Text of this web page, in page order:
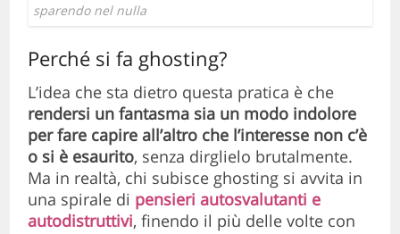
sparendo nel nulla
Perché si fa ghosting?
L’idea che sta dietro questa pratica è che
rendersi un fantasma sia un modo indolore
per fare capire all’altro che l’interesse non c’è
o si è esaurito, senza dirglielo brutalmente.
Ma in realtà, chi subisce ghosting si avvita in
una spirale di pensieri autosvalutanti e
autodistruttivi, finendo il più delle volte con